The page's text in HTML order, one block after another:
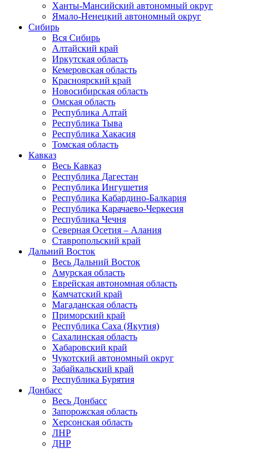
Ханты-Мансийский автономный округ
Ямало-Ненецкий автономный округ
Сибирь
Вся Сибирь
Алтайский край
Иркутская область
Кемеровская область
Красноярский край
Новосибирская область
Омская область
Республика Алтай
Республика Тыва
Республика Хакасия
Томская область
Кавказ
Весь Кавказ
Республика Дагестан
Республика Ингушетия
Республика Кабардино-Балкария
Республика Карачаево-Черкесия
Республика Чечня
Северная Осетия – Алания
Ставропольский край
Дальний Восток
Весь Дальний Восток
Амурская область
Еврейская автономная область
Камчатский край
Магаданская область
Приморский край
Республика Саха (Якутия)
Сахалинская область
Хабаровский край
Чукотский автономный округ
Забайкальский край
Республика Бурятия
Донбасс
Весь Донбасс
Запорожская область
Херсонская область
ЛНР
ДНР